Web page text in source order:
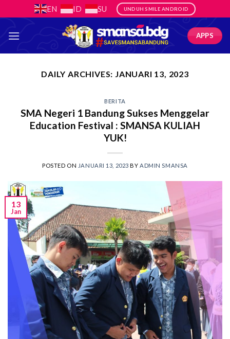
to
content
EN ID SU UNDUH SMILE ANDROID
APPS
DAILY ARCHIVES: JANUARI 13, 2023
BERITA
SMA Negeri 1 Bandung Sukses Menggelar
Education Festival : SMANSA KULIAH
YUK!
POSTED ON JANUARI 13, 2023 BY ADMIN SMANSA
13
Jan